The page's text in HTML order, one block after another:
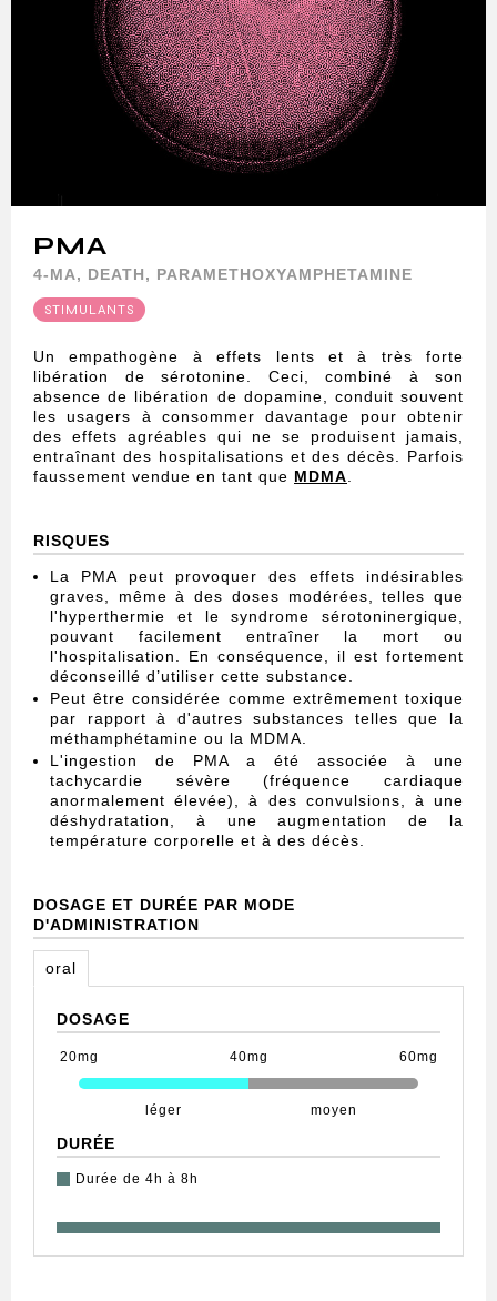
PMA
4-MA, DEATH, PARAMETHOXYAMPHETAMINE
STIMULANTS
Un empathogène à effets lents et à très forte
libération de sérotonine. Ceci, combiné à son
absence de libération de dopamine, conduit souvent
les usagers à consommer davantage pour obtenir
des effets agréables qui ne se produisent jamais,
entraînant des hospitalisations et des décès. Parfois
faussement vendue en tant que MDMA.
RISQUES
La PMA peut provoquer des effets indésirables
graves, même à des doses modérées, telles que
l'hyperthermie et le syndrome sérotoninergique,
pouvant facilement entraîner la mort ou
l'hospitalisation. En conséquence, il est fortement
déconseillé d’utiliser cette substance.
Peut être considérée comme extrêmement toxique
par rapport à d'autres substances telles que la
méthamphétamine ou la MDMA.
L'ingestion de PMA a été associée à une
tachycardie sévère (fréquence cardiaque
anormalement élevée), à des convulsions, à une
déshydratation, à une augmentation de la
température corporelle et à des décès.
DOSAGE ET DURÉE PAR MODE
D'ADMINISTRATION
oral
DOSAGE
20mg
léger
40mg
moyen
60mg
DURÉE
Durée de 4h à 8h